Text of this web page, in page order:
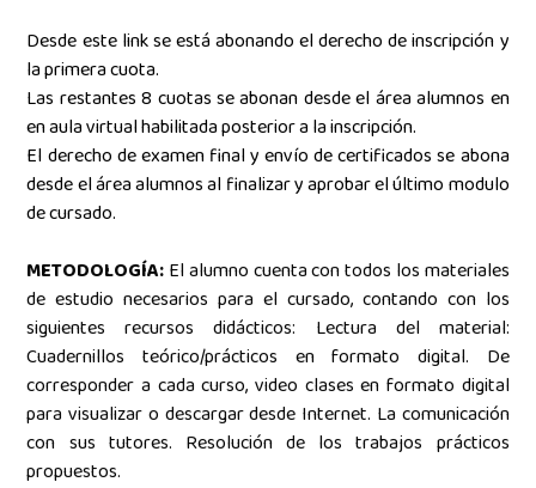
Desde este link se está abonando el derecho de inscripción y
la primera cuota.
Las restantes 8 cuotas se abonan desde el área alumnos en
en aula virtual habilitada posterior a la inscripción.
El derecho de examen final y envío de certificados se abona
desde el área alumnos al finalizar y aprobar el último modulo
de cursado.
METODOLOGÍA: El alumno cuenta con todos los materiales
de estudio necesarios para el cursado, contando con los
siguientes recursos didácticos: Lectura del material:
Cuadernillos teórico/prácticos en formato digital. De
corresponder a cada curso, video clases en formato digital
para visualizar o descargar desde Internet. La comunicación
con sus tutores. Resolución de los trabajos prácticos
propuestos.